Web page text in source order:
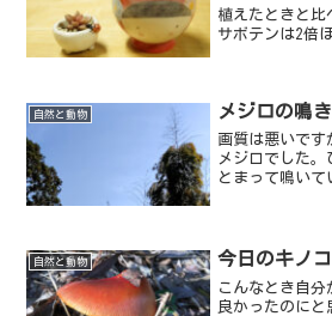
植えたときと比
サボテンは2倍
自然と動物 メジロの鳴
画質は悪いです
メジロでした
とまって鳴いて
自然と動物 今日のキノコ
こんなとき自分
良かったのにと